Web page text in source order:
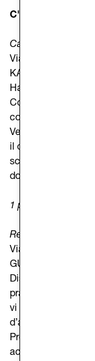
C'è posto per te
Casa accoglienza il
Via dell’Istria 71,
KATARINA MODIC,
Ha una capienza
Comune di
con disagio
Vengono
il disbrigo di
scuole, ricreatori,
documenti in
1 posto disponibile
Refettorio e centro
Via dell’Istria 73,
GUARINI Simona, 1
Distribuisce pasti
pranzo e cena.
vi sono indirizzati
d’ascolto
Prefettura. I pasti
accoglie inoltre i